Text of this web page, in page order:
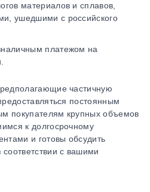
материалов и сплавов,
ушедшими с российского
платежом на
частичную
постоянным
покупателям крупных объемов
к долгосрочному
и готовы обсудить
с вашими